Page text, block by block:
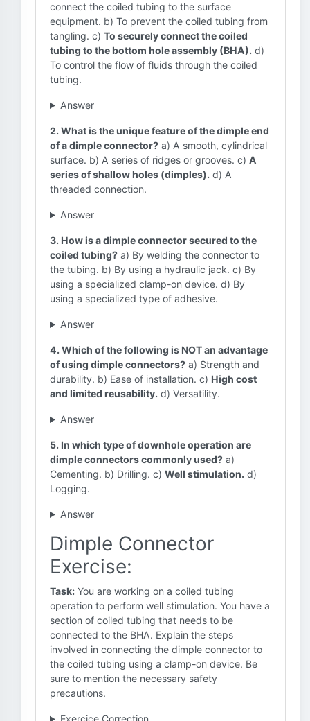
connect the coiled tubing to the surface
equipment. b) To prevent the coiled tubing from
tangling. c) To securely connect the coiled
tubing to the bottom hole assembly (BHA). d)
To control the flow of fluids through the coiled
tubing.
Answer
2. What is the unique feature of the dimple end
of a dimple connector? a) A smooth, cylindrical
surface. b) A series of ridges or grooves. c) A
series of shallow holes (dimples). d) A
threaded connection.
Answer
3. How is a dimple connector secured to the
coiled tubing? a) By welding the connector to
the tubing. b) By using a hydraulic jack. c) By
using a specialized clamp-on device. d) By
using a specialized type of adhesive.
Answer
4. Which of the following is NOT an advantage
of using dimple connectors? a) Strength and
durability. b) Ease of installation. c) High cost
and limited reusability. d) Versatility.
Answer
5. In which type of downhole operation are
dimple connectors commonly used? a)
Cementing. b) Drilling. c) Well stimulation. d)
Logging.
Answer
Dimple Connector
Exercise:
Task: You are working on a coiled tubing
operation to perform well stimulation. You have a
section of coiled tubing that needs to be
connected to the BHA. Explain the steps
involved in connecting the dimple connector to
the coiled tubing using a clamp-on device. Be
sure to mention the necessary safety
precautions.
Exercice Correction